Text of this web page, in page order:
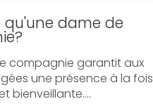
qu'une dame de
compagnie garantit aux
une présence à la fois
bienveillante....